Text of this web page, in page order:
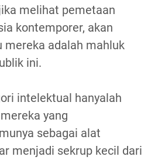
melihat pemetaan
kontemporer, akan
mereka adalah mahluk
ini.
intelektual hanyalah
yang
sebagai alat
menjadi sekrup kecil dari